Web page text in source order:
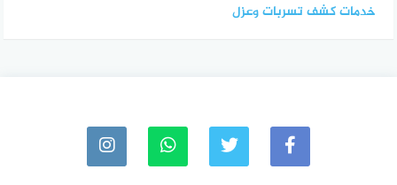
خدمات كشف تسربات وعزل